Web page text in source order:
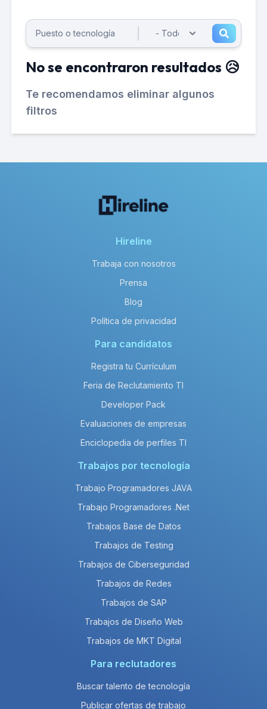
No se encontraron resultados 😥
Te recomendamos eliminar algunos
filtros
Hireline
Trabaja con nosotros
Prensa
Blog
Política de privacidad
Para candidatos
Registra tu Currículum
Feria de Reclutamiento TI
Developer Pack
Evaluaciones de empresas
Enciclopedia de perfiles TI
Trabajos por tecnología
Trabajo Programadores JAVA
Trabajo Programadores .Net
Trabajos Base de Datos
Trabajos de Testing
Trabajos de Ciberseguridad
Trabajos de Redes
Trabajos de SAP
Trabajos de Diseño Web
Trabajos de MKT Digital
Para reclutadores
Buscar talento de tecnología
Publicar ofertas de trabajo